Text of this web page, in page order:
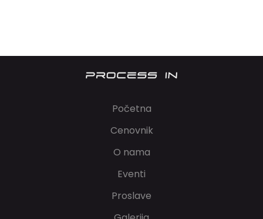
Početna
Cenovnik
O nama
Eventi
Proslave